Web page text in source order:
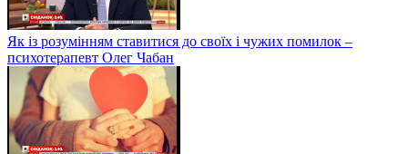
Як із розумінням ставитися до своїх і чужих помилок –
психотерапевт Олег Чабан